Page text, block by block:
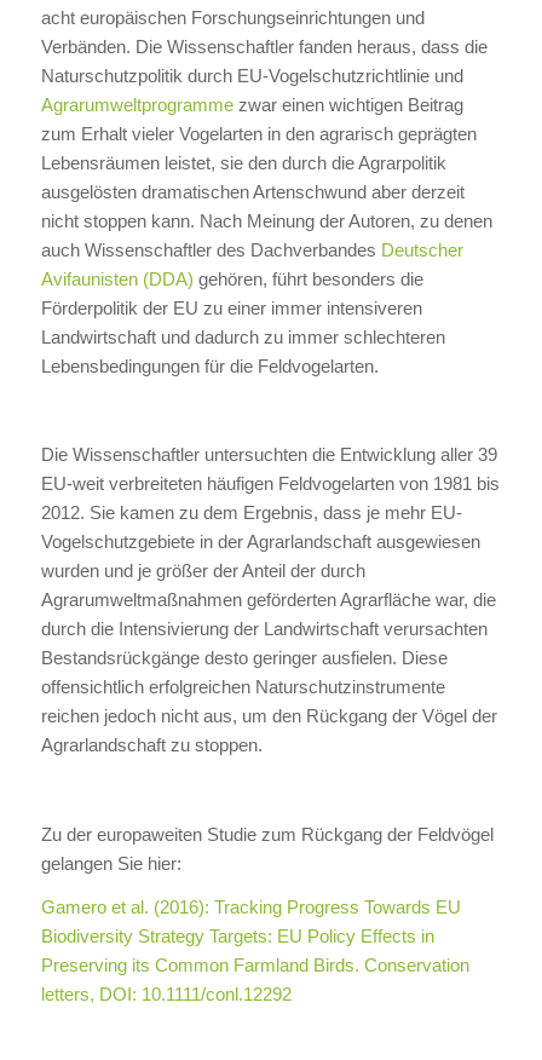
acht europäischen Forschungseinrichtungen und
Verbänden. Die Wissenschaftler fanden heraus, dass die
Naturschutzpolitik durch EU-Vogelschutzrichtlinie und
Agrarumweltprogramme zwar einen wichtigen Beitrag
zum Erhalt vieler Vogelarten in den agrarisch geprägten
Lebensräumen leistet, sie den durch die Agrarpolitik
ausgelösten dramatischen Artenschwund aber derzeit
nicht stoppen kann. Nach Meinung der Autoren, zu denen
auch Wissenschaftler des Dachverbandes Deutscher
Avifaunisten (DDA) gehören, führt besonders die
Förderpolitik der EU zu einer immer intensiveren
Landwirtschaft und dadurch zu immer schlechteren
Lebensbedingungen für die Feldvogelarten.
Die Wissenschaftler untersuchten die Entwicklung aller 39
EU-weit verbreiteten häufigen Feldvogelarten von 1981 bis
2012. Sie kamen zu dem Ergebnis, dass je mehr EU-
Vogelschutzgebiete in der Agrarlandschaft ausgewiesen
wurden und je größer der Anteil der durch
Agrarumweltmaßnahmen geförderten Agrarfläche war, die
durch die Intensivierung der Landwirtschaft verursachten
Bestandsrückgänge desto geringer ausfielen. Diese
offensichtlich erfolgreichen Naturschutzinstrumente
reichen jedoch nicht aus, um den Rückgang der Vögel der
Agrarlandschaft zu stoppen.
Zu der europaweiten Studie zum Rückgang der Feldvögel
gelangen Sie hier:
Gamero et al. (2016): Tracking Progress Towards EU
Biodiversity Strategy Targets: EU Policy Effects in
Preserving its Common Farmland Birds. Conservation
letters, DOI: 10.1111/conl.12292